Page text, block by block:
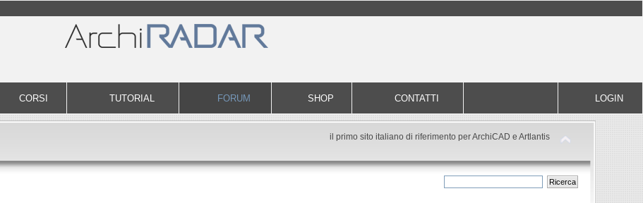
CORSI TUTORIAL FORUM SHOP CONTATTI LOGIN
il primo sito italiano di riferimento per ArchiCAD e Artlantis